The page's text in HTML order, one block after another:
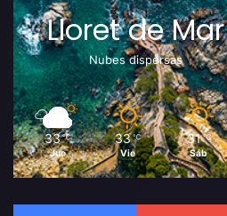
Lloret de Mar
Nubes dispersas
33 ℃
Jue
33 ℃
Vie
31 ℃
Sáb